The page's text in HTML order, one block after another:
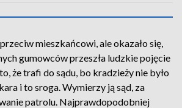
mieszkańcowi, ale okazało się,
gumowców przeszła ludzkie pojęcie
że trafi do sądu, bo kradzieży nie było
i to sroga. Wymierzy ją sąd, za
patrolu. Najprawdopodobniej